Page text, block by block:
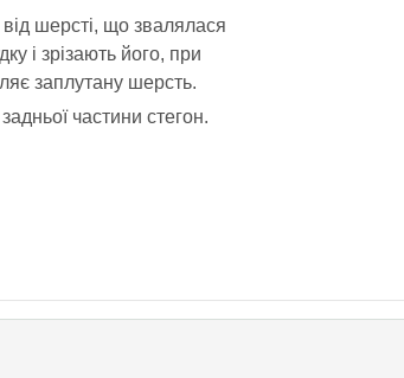
шерсті, що звалялася
і зрізають його, при
заплутану шерсть.
частини стегон.